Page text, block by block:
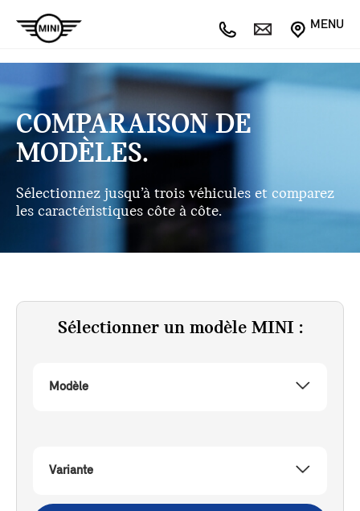
MENU
COMPARAISON DE
MODÈLES.
Sélectionnez jusqu’à trois véhicules et comparez
les caractéristiques côte à côte.
Sélectionner un modèle MINI :
Modèle
Variante